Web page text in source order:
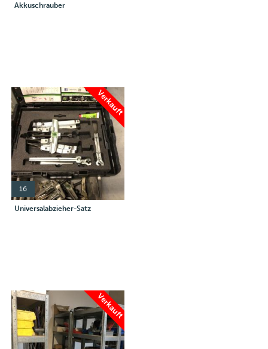
Akkuschrauber
Verkauft
16
Universalabzieher-Satz
Verkauft